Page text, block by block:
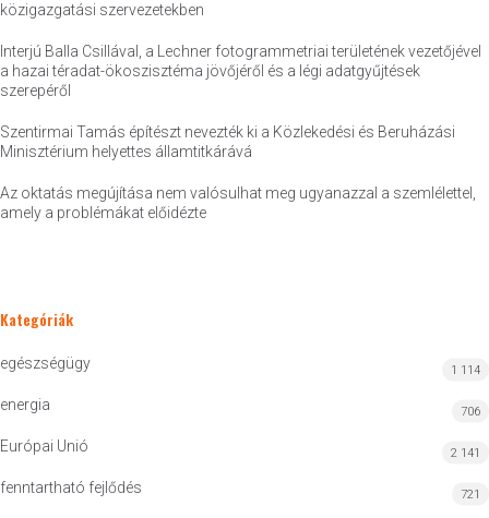
közigazgatási szervezetekben
Interjú Balla Csillával, a Lechner fotogrammetriai területének vezetőjével
a hazai téradat-ökoszisztéma jövőjéről és a légi adatgyűjtések
szerepéről
Szentirmai Tamás építészt nevezték ki a Közlekedési és Beruházási
Minisztérium helyettes államtitkárává
Az oktatás megújítása nem valósulhat meg ugyanazzal a szemlélettel,
amely a problémákat előidézte
Kategóriák
egészségügy 1 114
energia 706
Európai Unió 2 141
fenntartható fejlődés 721